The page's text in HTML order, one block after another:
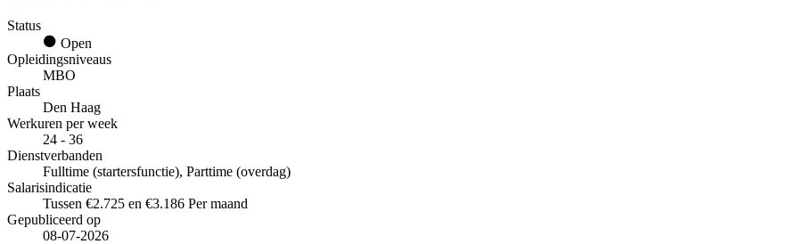
Status
Open
Opleidingsniveaus
MBO
Plaats
Den Haag
Werkuren per week
24 - 36
Dienstverbanden
Fulltime (startersfunctie), Parttime (overdag)
Salarisindicatie
Tussen €2.725 en €3.186 Per maand
Gepubliceerd op
08-07-2026